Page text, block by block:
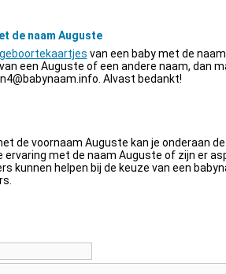
de naam Auguste
geboortekaartjes van een baby met de
een Auguste of een andere naam, dan
. Alvast bedankt!
de voornaam Auguste kan je onderaan
met de naam Auguste of zijn er
kunnen helpen bij de keuze van een